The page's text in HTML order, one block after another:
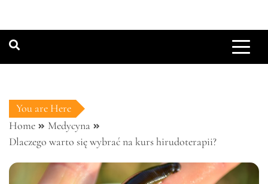
You are Here
Home
Medycyna
Dlaczego warto się wybrać na kurs hirudoterapii?